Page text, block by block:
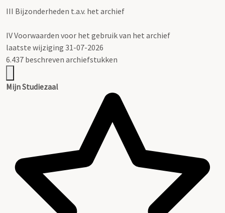
III Bijzonderheden t.a.v. het archief
IVVoorwaarden voor het gebruik van het archief
laatste wijziging 31-07-2026
6.437 beschreven archiefstukken
Mijn Studiezaal